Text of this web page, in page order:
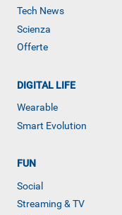
ALTRO
Tech News
Scienza
Offerte
DIGITAL LIFE
Wearable
Smart Evolution
FUN
Social
Streaming & TV